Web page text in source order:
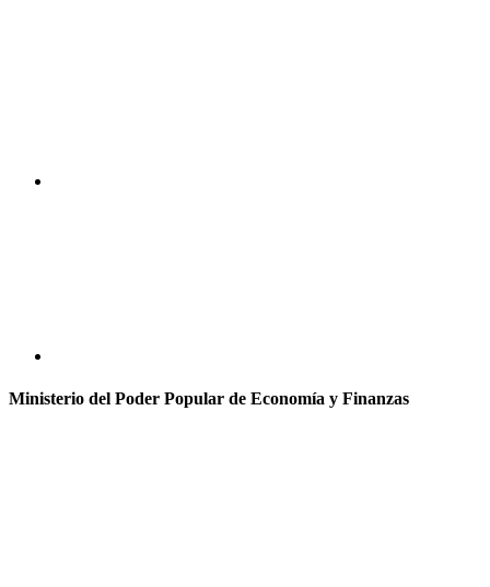
Ministerio del Poder Popular de Economía y Finanzas